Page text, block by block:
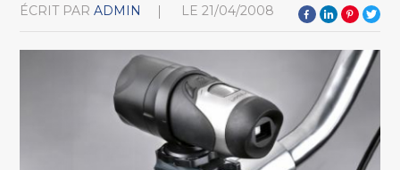
ÉCRIT PAR ADMIN LE 21/04/2008